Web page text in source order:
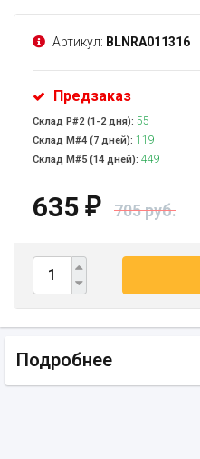
Артикул: BLNRA011316
Предзаказ
Склад Р#2 (1-2 дня): 55
Склад М#4 (7 дней): 119
Склад М#5 (14 дней): 449
635 ₽ 705 руб.
Подробнее